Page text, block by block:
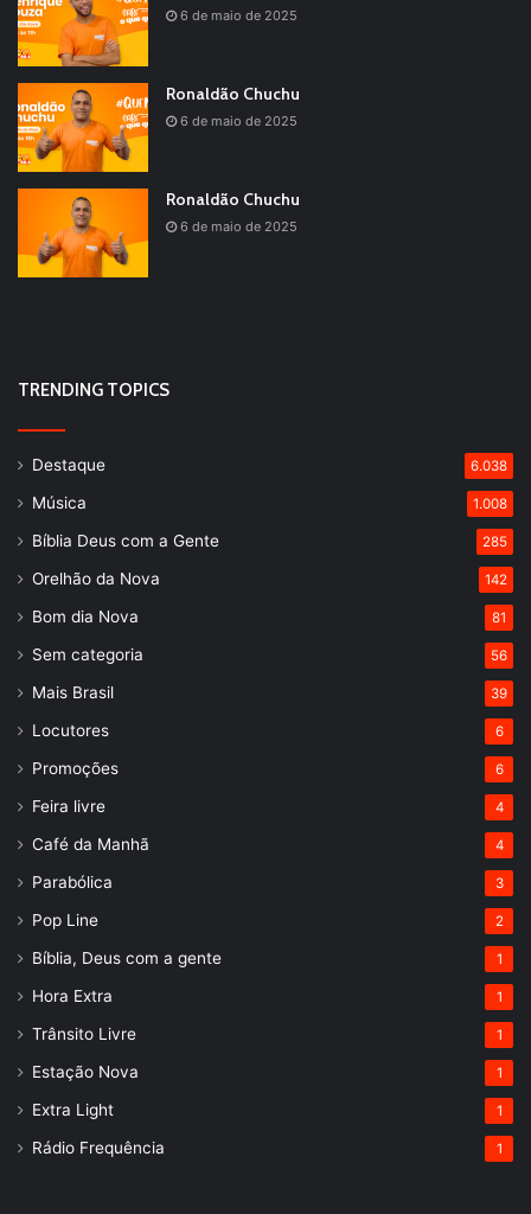
6 de maio de 2025
Ronaldão Chuchu
6 de maio de 2025
Ronaldão Chuchu
6 de maio de 2025
TRENDING TOPICS
Destaque 6.038
Música 1.008
Bíblia Deus com a Gente 285
Orelhão da Nova 142
Bom dia Nova 81
Sem categoria 56
Mais Brasil 39
Locutores 6
Promoções 6
Feira livre 4
Café da Manhã 4
Parabólica 3
Pop Line 2
Bíblia, Deus com a gente 1
Hora Extra 1
Trânsito Livre 1
Estação Nova 1
Extra Light 1
Rádio Frequência 1